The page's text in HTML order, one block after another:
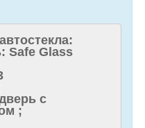
Safe Glass
с
;